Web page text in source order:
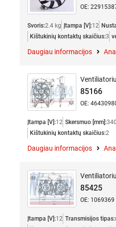
OE:
Svoris:2.4 kg Įtampa [V]:12
Kištukinių kontaktų skaičius:3
Daugiau informacijos
85166
OE:
Įtampa [V]:12 Skersmuo [mm]:340
Kištukinių kontaktų skaičius:2
Daugiau informacijos
85425
OE: 1069369
Įtampa [V]:12 Transmisijos tipas: